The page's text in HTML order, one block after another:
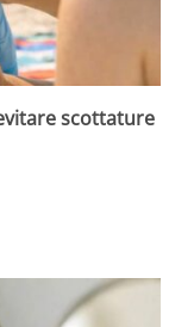
scottature